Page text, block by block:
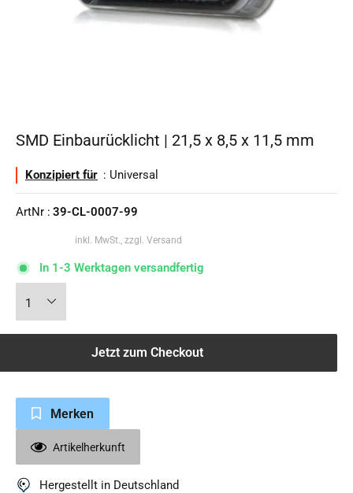
SMD Einbaurücklicht | 21,5 x 8,5 x 11,5 mm
Konzipiert für : Universal
ArtNr : 39-CL-0007-99
inkl. MwSt., zzgl. Versand
In 1-3 Werktagen versandfertig
Jetzt zum Checkout
Merken
Artikelherkunft
Hergestellt in Deutschland